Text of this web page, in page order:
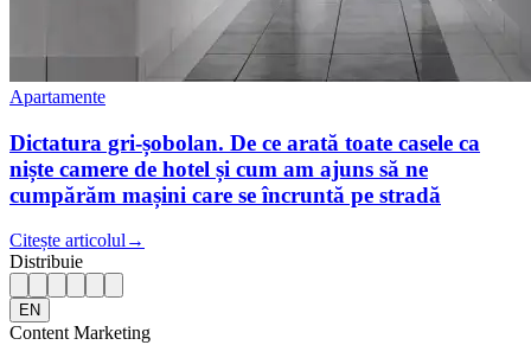
Apartamente
Dictatura gri-șobolan. De ce arată toate casele ca
niște camere de hotel și cum am ajuns să ne
cumpărăm mașini care se încruntă pe stradă
Citește articolul →
Distribuie
EN
Content Marketing